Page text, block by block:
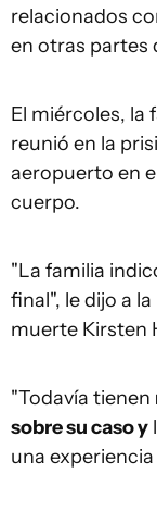
relacionados
en otras partes
El miércoles, la
reunió en la
aeropuerto en
cuerpo.
"La familia
final", le dijo a
muerte Kirsten
"Todavía tienen
sobre su caso y
una